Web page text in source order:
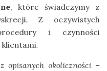
, które świadczymy z
Z oczywistych
i czynności
opisanych okoliczności –